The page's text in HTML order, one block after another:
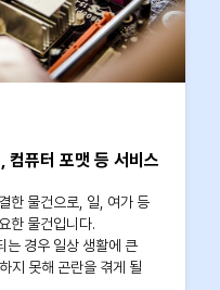
컴퓨터 포맷 등 서비스
한 물건으로, 일, 여가 등
한 물건입니다.
는 경우 일상 생활에 큰
지 못해 곤란을 겪게 될